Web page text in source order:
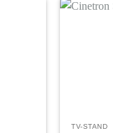
TV-STAND